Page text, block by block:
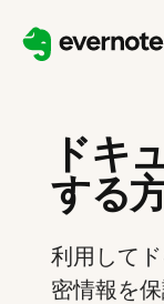
ドキ
する
利用して
密情報を